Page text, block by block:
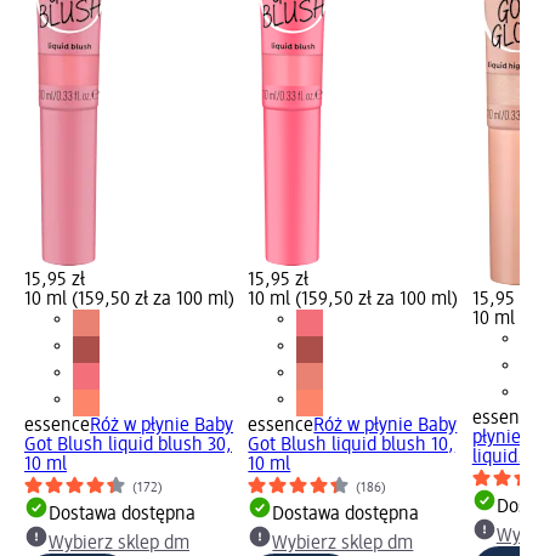
15,95 zł
10 ml (159,50 zł za 100 ml)
essenceRóż w płynie Baby
Got Blush liquid blush 30,
10 ml
(172)
Dostawa dostępna
Wybierz sklep dm
15,95 zł
10 ml (159,50 zł za 100 ml)
essenceRóż w płynie Baby
Got Blush liquid blush 10,
10 ml
(186)
Dostawa dostępna
Wybierz sklep dm
15,95 zł
10 ml
essence
płynie
liquid...,